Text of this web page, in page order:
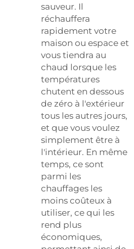
sauveur. Il
réchauffera
rapidement votre
maison ou espace et
vous tiendra au
chaud lorsque les
températures
chutent en dessous
de zéro à l'extérieur
tous les autres jours,
et que vous voulez
simplement être à
l'intérieur. En même
temps, ce sont
parmi les
chauffages les
moins coûteux à
utiliser, ce qui les
rend plus
économiques,